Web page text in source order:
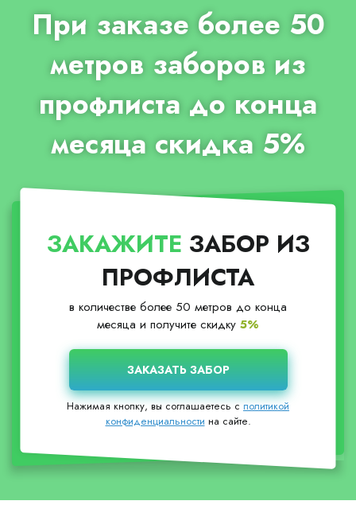
При заказе более 50
метров заборов из
профлиста до конца
месяца скидка 5%
ЗАКАЖИТЕ ЗАБОР ИЗ
ПРОФЛИСТА
в количестве более 50 метров до конца
месяца и получите скидку 5%
Нажимая кнопку, вы соглашаетесь сполитикой
конфиденциальности на сайте.